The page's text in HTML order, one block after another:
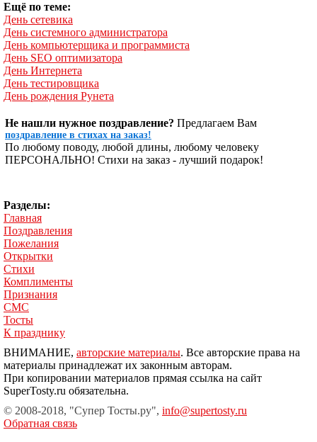
Ещё по теме:
День сетевика
День системного администратора
День компьютерщика и программиста
День SEO оптимизатора
День Интернета
День тестировщика
День рождения Рунета
Не нашли нужное поздравление? Предлагаем Вам
поздравление в стихах на заказ!
По любому поводу, любой длины, любому человеку
ПЕРСОНАЛЬНО! Стихи на заказ - лучший подарок!
Разделы:
Главная
Поздравления
Пожелания
Открытки
Стихи
Комплименты
Признания
СМС
Тосты
К празднику
ВНИМАНИЕ, авторские материалы. Все авторские права на
материалы принадлежат их законным авторам.
При копировании материалов прямая ссылка на сайт
SuperTosty.ru обязательна.
© 2008-2018, "Супер Тосты.ру", info@supertosty.ru
Обратная связь